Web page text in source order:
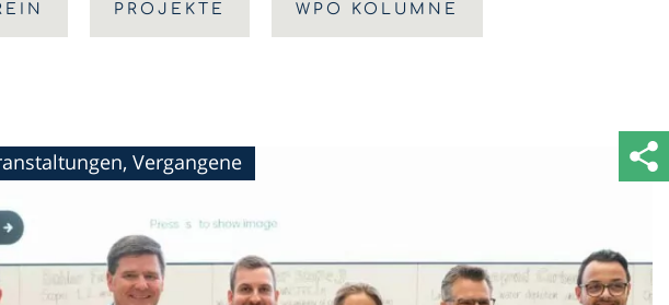
PROJEKTE WPO KOLUMNE
Vergangene